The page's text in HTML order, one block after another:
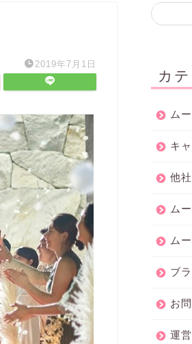
2019年7月1日
カ
ム
キ
他
ム
ム
ブ
お
運